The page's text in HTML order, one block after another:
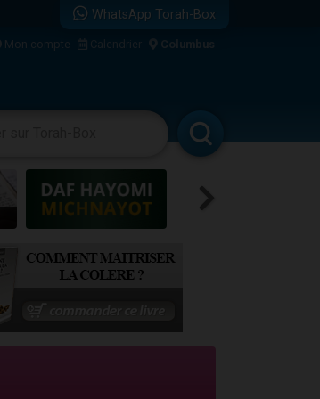
WhatsApp Torah-Box
Mon compte Calendrier Columbus